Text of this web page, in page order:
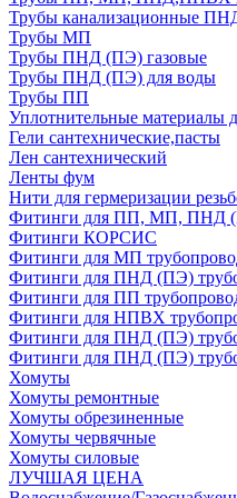
Трубы канализационные
Трубы МП
Трубы ПНД (ПЭ) газовые
Трубы ПНД (ПЭ) для воды
Трубы ПП
Уплотнительные материалы
Гели сантехнические,пасты
Лен сантехнический
Ленты фум
Нити для гермеризации
Фитинги для ПП, МП, ПНД
Фитинги КОРСИС
Фитинги для МП
Фитинги для ПНД (ПЭ)
Фитинги для ПП
Фитинги для НПВХ
Фитинги для ПНД (ПЭ)
Фитинги для ПНД (ПЭ)
Хомуты
Хомуты ремонтные
Хомуты обрезиненные
Хомуты червячные
Хомуты силовые
ЛУЧШАЯ ЦЕНА